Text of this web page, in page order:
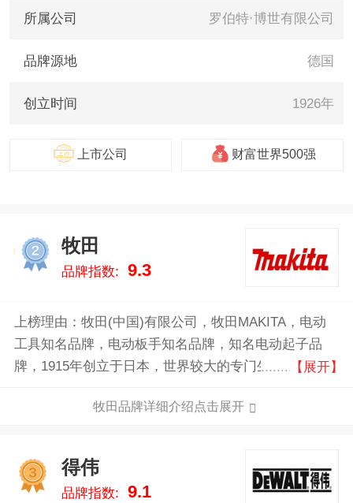
间。在过去的112年里，博世见证了中国社会日新月异
所属公司 罗伯特·博世有限公司
品牌源地 德国
创立时间 1926年
上市公司 财富世界500强
2
牧田
品牌指数: 9.3
上榜理由：牧田(中国)有限公司，牧田MAKITA，电动
工具知名品牌，电动板手知名品牌，知名电动起子品
牌，1915年创立于日本，世界较大的专门生产专业电动
【展开】
牧田品牌详细介绍点击展开
3
得伟
品牌指数: 9.1